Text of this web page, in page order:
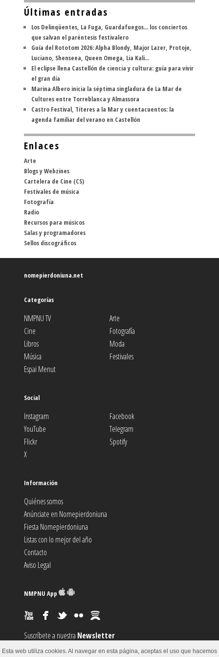
Últimas entradas
Los Delinqüentes, La Fuga, Guardafuegos... los conciertos
que salvan el paréntesis festivalero
Guía del Rototom 2026: Alpha Blondy, Major Lazer, Protoje,
Luciano, Shenseea, Queen Omega, Lia Kali...
El eclipse llena Castellón de ciencia y cultura: guía para vivir
el gran día
Marina Albero inicia la séptima singladura de La Mar de
Cultures entre Torreblanca y Almassora
Castro Festival, Títeres a la Mar y cuentacuentos: la
agenda familiar del verano en Castellón
Enlaces
Arte
Blogs y Webzines
Cartelera de Cine (CS)
Festivales de música
Fotografía
Radio
Recursos para músicos
Salas y programadores
Sellos discográficos
nomepierdoniuna.net
Categorías
NMPNU TV
Arte
Cine
Fotografía
Libros
Moda
Música
Festivales
Espai Menut
Social
Instagram
Facebook
YouTube
Telegram
Flickr
Spotify
X
Información
Quiénes somos
Anúnciate en Nomepierdoniuna
Fiesta Nomepierdoniuna
Listas con lo mejor del año
Contacto
Aviso Legal
NMPNU App
Suscríbete a nuestra Newsletter
Suscríbete al canalRSS
Esta web utiliza cookies. Al navegar en esta página, aceptas el uso que hacemos